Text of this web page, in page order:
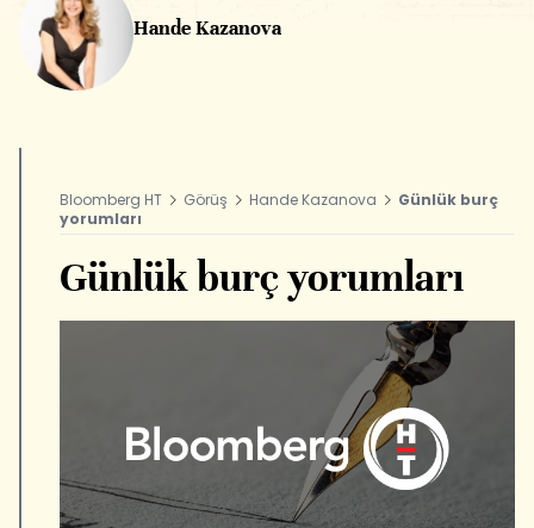
Hande Kazanova
Bloomberg HT Görüş Hande Kazanova
Günlük burç
yorumları
Günlük burç yorumları